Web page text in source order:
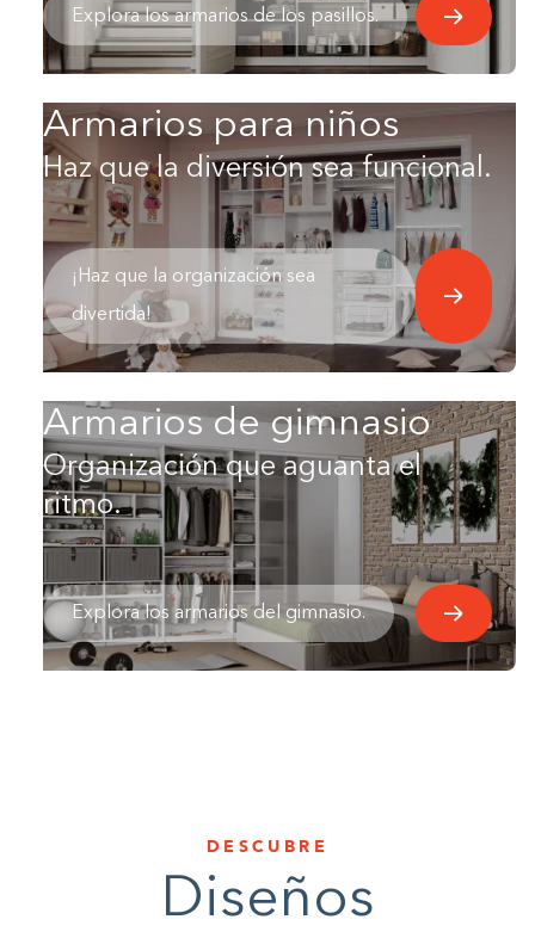
Explora los armarios de los pasillos.
Armarios para niños
Haz que la diversión sea funcional.
¡Haz que la organización sea
divertida!
Armarios de gimnasio
Organización que aguanta el
ritmo.
Explora los armarios del gimnasio.
DESCUBRE
Diseños